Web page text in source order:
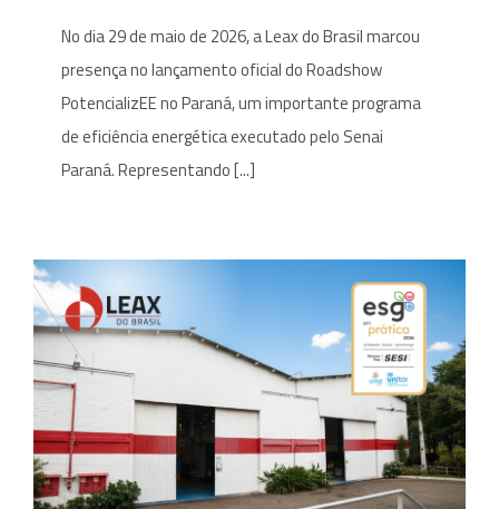
No dia 29 de maio de 2026, a Leax do Brasil marcou
presença no lançamento oficial do Roadshow
PotencializEE no Paraná, um importante programa
de eficiência energética executado pelo Senai
Paraná. Representando [...]